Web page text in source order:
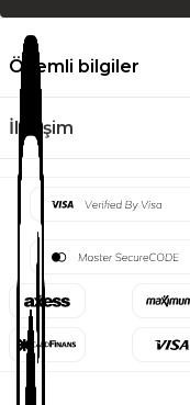
Önemli bilgiler
İletişim